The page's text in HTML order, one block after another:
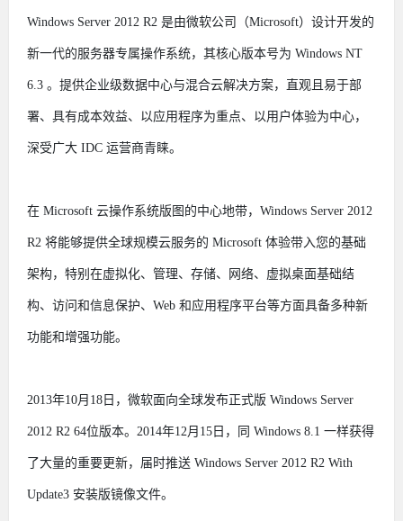
Windows Server 2012 R2 是由微软公司（Microsoft）设计开发的
新一代的服务器专属操作系统，其核心版本号为 Windows NT
6.3 。提供企业级数据中心与混合云解决方案，直观且易于部
署、具有成本效益、以应用程序为重点、以用户体验为中心，
深受广大 IDC 运营商青睐。
在 Microsoft 云操作系统版图的中心地带，Windows Server 2012
R2 将能够提供全球规模云服务的 Microsoft 体验带入您的基础
架构，特别在虚拟化、管理、存储、网络、虚拟桌面基础结
构、访问和信息保护、Web 和应用程序平台等方面具备多种新
功能和增强功能。
2013年10月18日，微软面向全球发布正式版 Windows Server
2012 R2 64位版本。2014年12月15日，同 Windows 8.1 一样获得
了大量的重要更新，届时推送 Windows Server 2012 R2 With
Update3 安装版镜像文件。